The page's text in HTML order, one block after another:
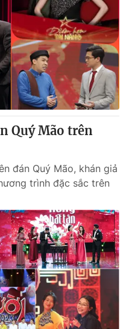
Quý Mão trên
đán Quý Mão, khán giả
trình đặc sắc trên